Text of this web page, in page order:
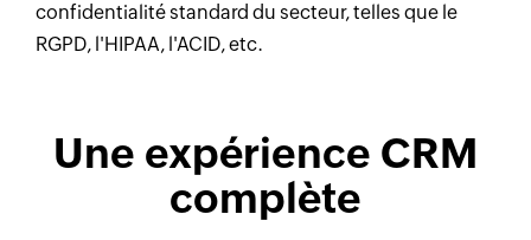
confidentialité standard du secteur, telles que le
RGPD, l'HIPAA, l'ACID, etc.
Une expérience CRM
complète